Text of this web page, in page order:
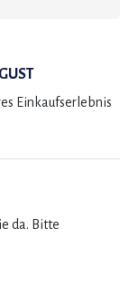
Einkaufserlebnis
da. Bitte